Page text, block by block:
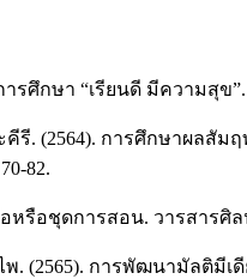
ศึกษา “เรียนดี มีความสุข”.
(2564). การศึกษาผลสัม
82.
รือชุดการสอน. วารสารศิล
การพัฒนามัลติมีเ